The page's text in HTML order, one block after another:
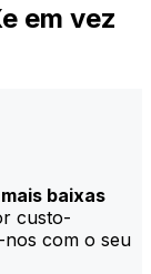
em vez
baixas
custo-
com o seu